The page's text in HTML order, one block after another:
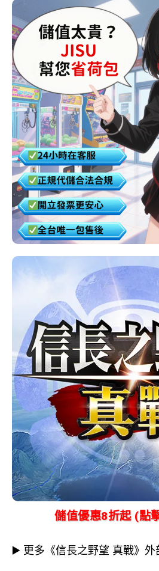
儲值優惠8折起 (點
▶️ 更多《信長之野望 真戰》外